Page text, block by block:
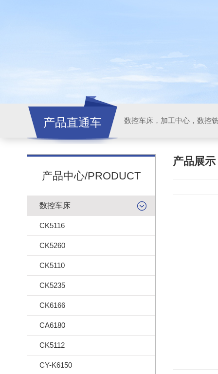
产品直通车
产品中心/PRODUCT
数控车床
CK5116
CK5260
CK5110
CK5235
CK6166
CA6180
CK5112
CY-K6150
产品展示